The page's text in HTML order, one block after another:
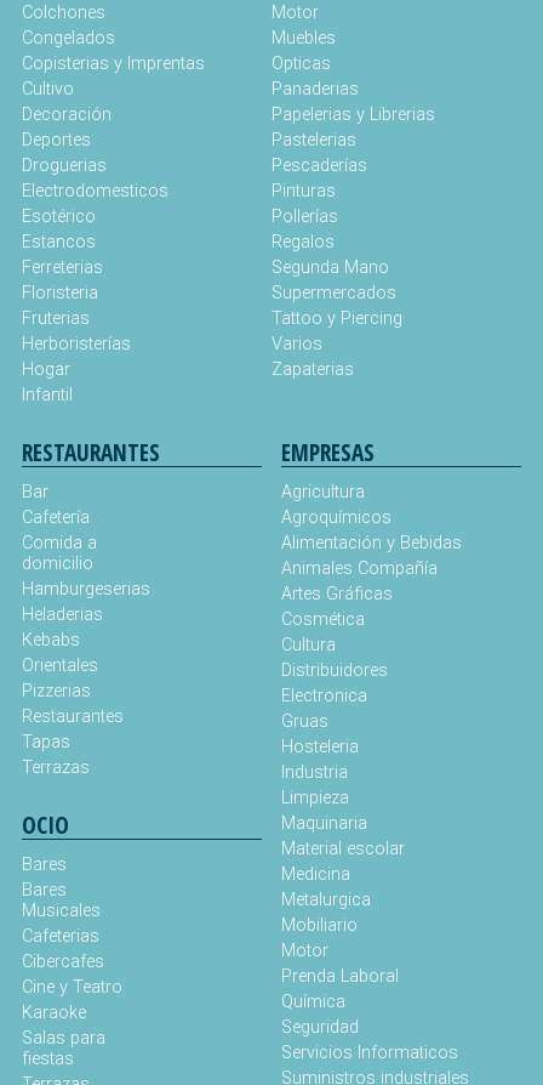
Colchones
Congelados
Copisterias y Imprentas
Cultivo
Decoración
Deportes
Droguerias
Electrodomesticos
Esotérico
Estancos
Ferreterias
Floristeria
Fruterias
Herboristerías
Hogar
Infantil
Motor
Muebles
Opticas
Panaderias
Papelerias y Librerias
Pastelerias
Pescaderías
Pinturas
Pollerías
Regalos
Segunda Mano
Supermercados
Tattoo y Piercing
Varios
Zapaterias
RESTAURANTES
Bar
Cafetería
Comida a
domicilio
Hamburgeserias
Heladerias
Kebabs
Orientales
Pizzerias
Restaurantes
Tapas
Terrazas
OCIO
Bares
Bares
Musicales
Cafeterias
Cibercafes
Cine y Teatro
Karaoke
Salas para
fiestas
EMPRESAS
Agricultura
Agroquímicos
Alimentación y Bebidas
Animales Compañía
Artes Gráficas
Cosmética
Cultura
Distribuidores
Electronica
Gruas
Hosteleria
Industria
Limpieza
Maquinaria
Material escolar
Medicina
Metalurgica
Mobiliario
Motor
Prenda Laboral
Química
Seguridad
Servicios Informaticos
Suministros industriales